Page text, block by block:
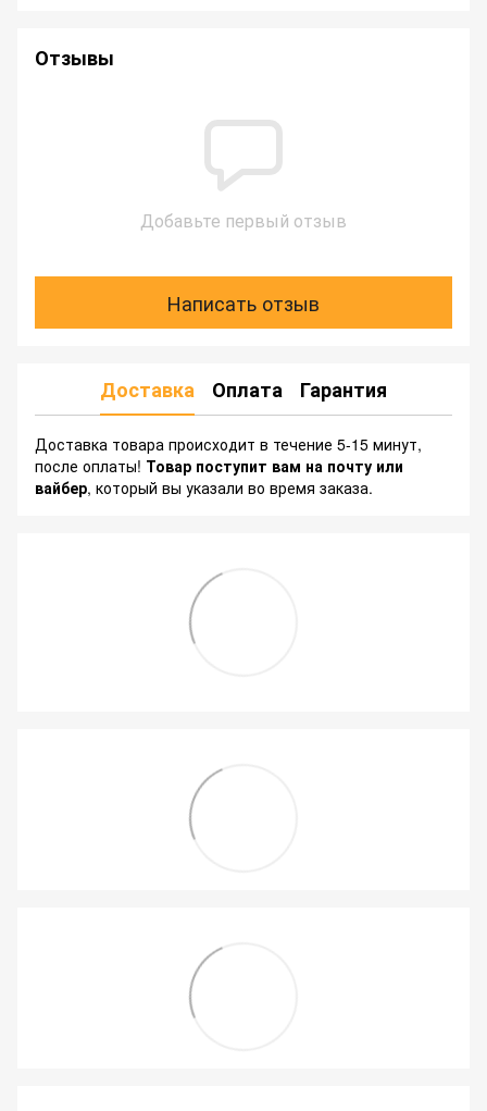
Отзывы
Добавьте первый отзыв
Написать отзыв
Доставка Оплата Гарантия
Доставка товара происходит в течение 5-15 минут,
после оплаты! Товар поступит вам на почту или
вайбер, который вы указали во время заказа.